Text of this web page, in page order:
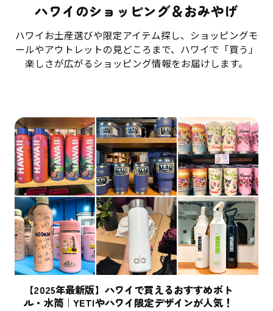
ハワイのショッピング＆おみやげ
ハワイお土産選びや限定アイテム探し、ショッピングモ
ールやアウトレットの見どころまで、ハワイで「買う」
楽しさが広がるショッピング情報をお届けします。
【2025年最新版】ハワイで買えるおすすめボト
ル・水筒｜YETIやハワイ限定デザインが人気！